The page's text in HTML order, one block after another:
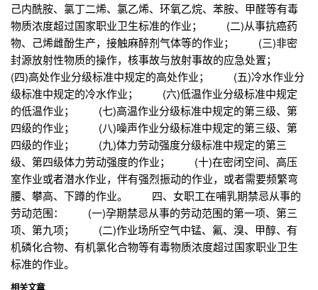
己内酰胺、氯丁二烯、氯乙烯、环氧乙烷、苯胺、甲醛等有毒
物质浓度超过国家职业卫生标准的作业； (二)从事抗癌药
物、己烯雌酚生产，接触麻醉剂气体等的作业； (三)非密
封源放射性物质的操作，核事故与放射事故的应急处置；
(四)高处作业分级标准中规定的高处作业； (五)冷水作业分
级标准中规定的冷水作业； (六)低温作业分级标准中规定
的低温作业； (七)高温作业分级标准中规定的第三级、第
四级的作业； (八)噪声作业分级标准中规定的第三级、第
四级的作业； (九)体力劳动强度分级标准中规定的第三
级、第四级体力劳动强度的作业； (十)在密闭空间、高压
室作业或者潜水作业，伴有强烈振动的作业，或者需要频繁弯
腰、攀高、下蹲的作业。 四、女职工在哺乳期禁忌从事的
劳动范围： (一)孕期禁忌从事的劳动范围的第一项、第三
项、第九项； (二)作业场所空气中锰、氟、溴、甲醇、有
机磷化合物、有机氯化合物等有毒物质浓度超过国家职业卫生
标准的作业。
相关文章